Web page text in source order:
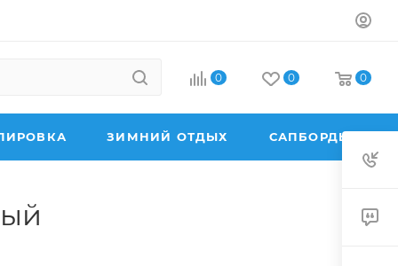
0 0 0
ЗИМНИЙ ОТДЫХ САПБОРДЫ